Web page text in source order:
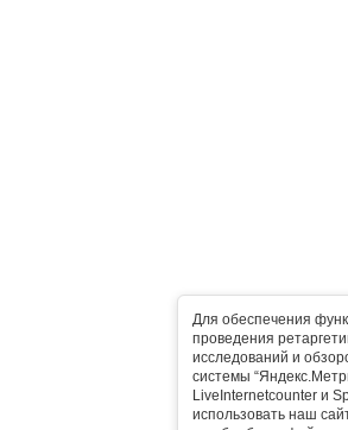
Для обеспечения
проведения
исследований и
системы
LiveInternetcounter и
использовать наш